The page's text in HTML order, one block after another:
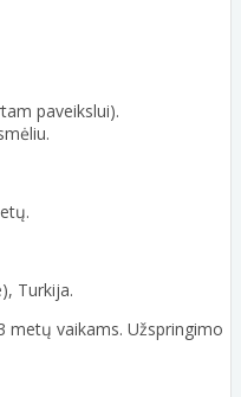
paveikslui).
Turkija.
metų vaikams. Užspringimo